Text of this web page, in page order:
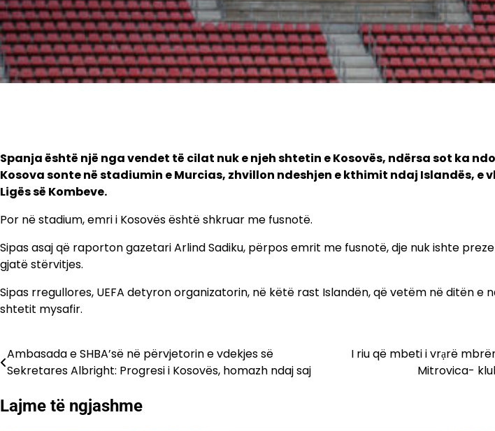
Spanja është një nga vendet të cilat nuk e njeh shtetin e Kosovës, ndërsa sot ka
Kosova sonte në stadiumin e Murcias, zhvillon ndeshjen e kthimit ndaj Islandës, e
Ligës së Kombeve.
Por në stadium, emri i Kosovës është shkruar me fusnotë.
Sipas asaj që raporton gazetari Arlind Sadiku, përpos emrit me fusnotë, dje nuk ishte
gjatë stërvitjes.
Sipas rregullores, UEFA detyron organizatorin, në këtë rast Islandën, që vetëm në ditën e
shtetit mysafir.
Lëvizje
postimet
Ambasada e SHBA’së në përvjetorin e vdekjes së
Sekretares Albright: Progresi i Kosovës, homazh ndaj saj
I riu që mbeti i vrạrë
Mitrovica-
Lajme të ngjashme